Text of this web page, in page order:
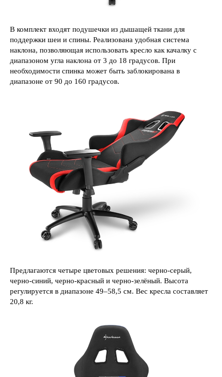
В комплект входят подушечки из дышащей ткани для
поддержки шеи и спины. Реализована удобная система
наклона, позволяющая использовать кресло как качалку с
диапазоном угла наклона от 3 до 18 градусов. При
необходимости спинка может быть заблокирована в
диапазоне от 90 до 160 градусов.
Предлагаются четыре цветовых решения: черно-серый,
черно-синий, черно-красный и черно-зелёный. Высота
регулируется в диапазоне 49–58,5 см. Вес кресла составляет
20,8 кг.